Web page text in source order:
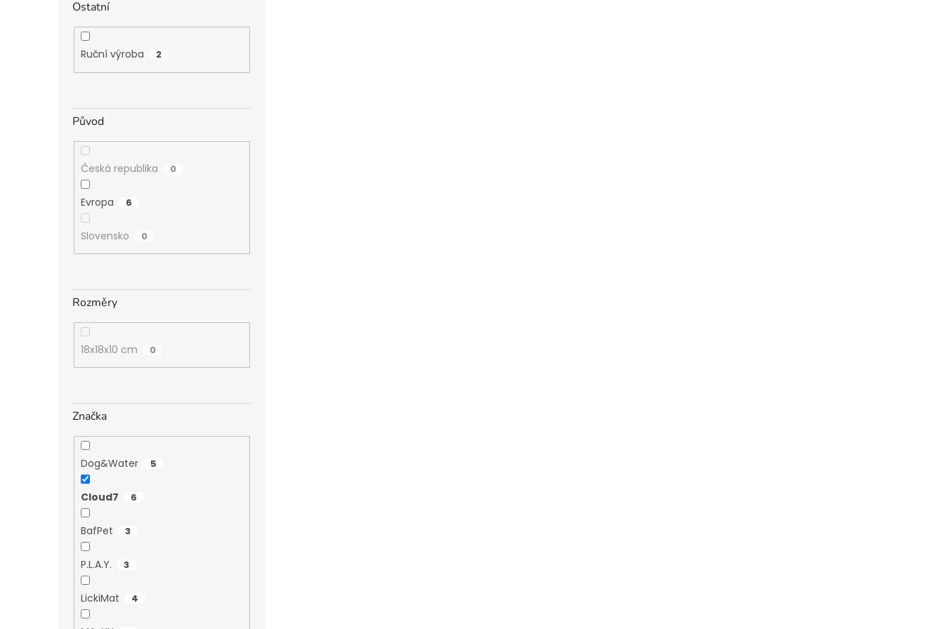
Ostatní
Ruční výroba 2
Původ
Česká republika 0
Evropa 6
Slovensko 0
Rozměry
18x18x10 cm 0
Značka
Dog&Water 5
Cloud7 6
BafPet 3
P.L.A.Y. 3
LickiMat 4